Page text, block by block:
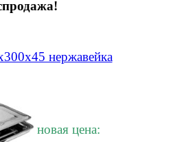
нержавейка
новая цена: